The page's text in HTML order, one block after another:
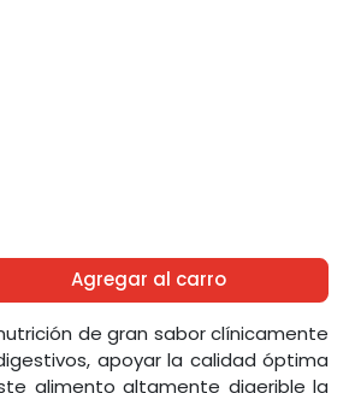
Agregar al carro
de gran sabor clínicamente
apoyar la calidad óptima
alimento altamente digerible la